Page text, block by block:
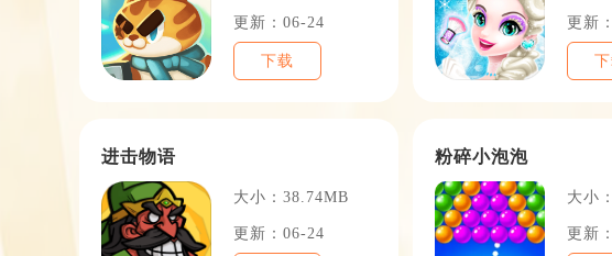
更新：06-24
下载
更新
进击物语
大小：38.74MB
更新：06-24
粉碎小泡泡
大小
更新